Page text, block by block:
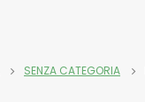
SENZA CATEGORIA